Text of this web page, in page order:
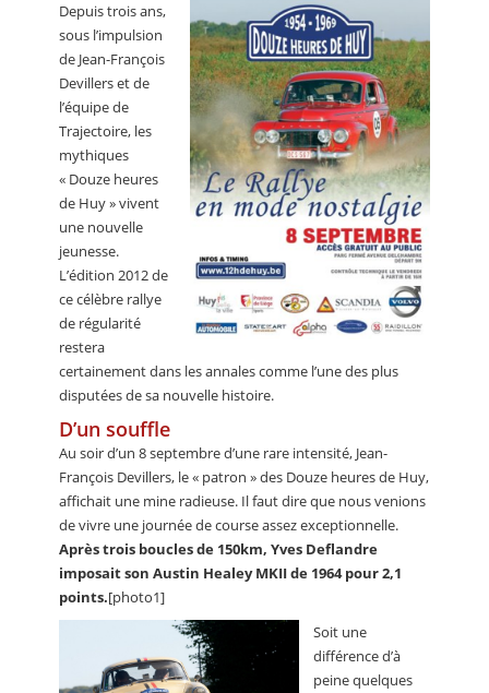
Depuis trois ans,
sous l’impulsion
de Jean-François
Devillers et de
l’équipe de
Trajectoire, les
mythiques
« Douze heures
de Huy » vivent
une nouvelle
jeunesse.
L’édition 2012 de
ce célèbre rallye
de régularité
restera
certainement dans les annales comme l’une des plus
disputées de sa nouvelle histoire.
D’un souffle
Au soir d’un 8 septembre d’une rare intensité, Jean-
François Devillers, le « patron » des Douze heures de Huy,
affichait une mine radieuse. Il faut dire que nous venions
de vivre une journée de course assez exceptionnelle.
Après trois boucles de 150km, Yves Deflandre
imposait son Austin Healey MKII de 1964 pour 2,1
points.[photo1]
Soit une
différence d’à
peine quelques